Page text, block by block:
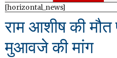
[horizontal_news]
राम आशीष की
मुआवजे की मांग